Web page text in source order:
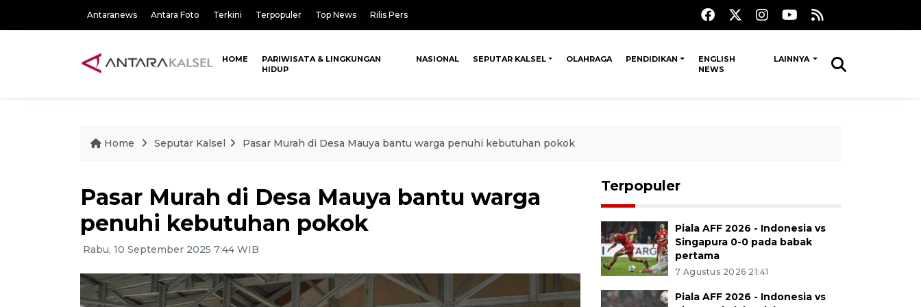
Antaranews Antara Foto Terkini Terpopuler Top News Rilis Pers
HOME
PARIWISATA & LINGKUNGAN
HIDUP
NASIONAL SEPUTAR KALSEL OLAHRAGA PENDIDIKAN
ENGLISH
NEWS
LAINNYA
Home Seputar Kalsel Pasar Murah di Desa Mauya bantu warga penuhi kebutuhan pokok
Pasar Murah di Desa Mauya bantu warga
penuhi kebutuhan pokok
Rabu, 10 September 2025 7:44 WIB
Terpopuler
Piala AFF 2026 - Indonesia vs
Singapura 0-0 pada babak
pertama
7 Agustus 2026 21:41
Piala AFF 2026 - Indonesia vs